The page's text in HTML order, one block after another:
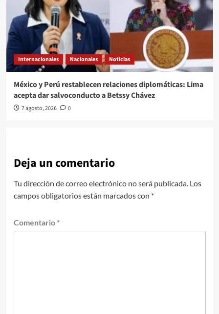
Internacionales Nacionales Noticias
México y Perú restablecen relaciones diplomáticas: Lima
acepta dar salvoconducto a Betssy Chávez
7 agosto, 2026 0
Deja un comentario
Tu dirección de correo electrónico no será publicada. Los
campos obligatorios están marcados con *
Comentario *